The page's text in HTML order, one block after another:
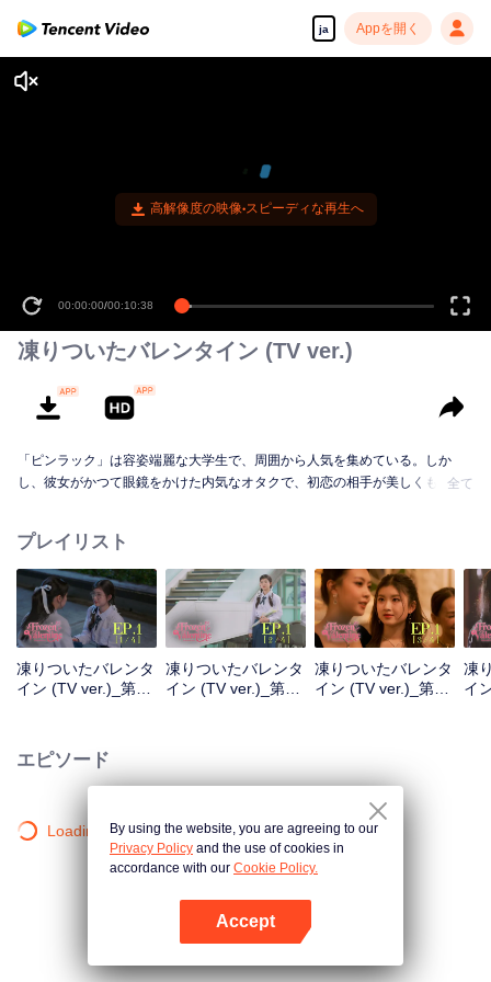
ja Appを開く
高解像度の映像•スピーディな再生へ
00:00:00/00:10:38
凍りついたバレンタイン (TV ver.)
「ピンラック」は容姿端麗な大学生で、周囲から人気を集めている。しか
し、彼女がかつて眼鏡をかけた内気なオタクで、初恋の相手が美しくも冷た
先輩は、この美しい後輩が昔自分につきまとっていた眼鏡っ子と同じ人物だ
とは気づいていない。もしこの子が自分に片思いしていたことを知ったら、
どう思うだろうか？
全て
プレイリスト
凍りついたバレンタ
イン (TV ver.)_第
凍りついたバレンタ
イン (TV ver.)_第
凍りついたバレンタ
イン (TV ver.)_第
凍
イ
エピソード
Loading…By using the website, you are agreeing to our
Privacy Policy and the use of cookies in
accordance with our Cookie Policy.
Accept